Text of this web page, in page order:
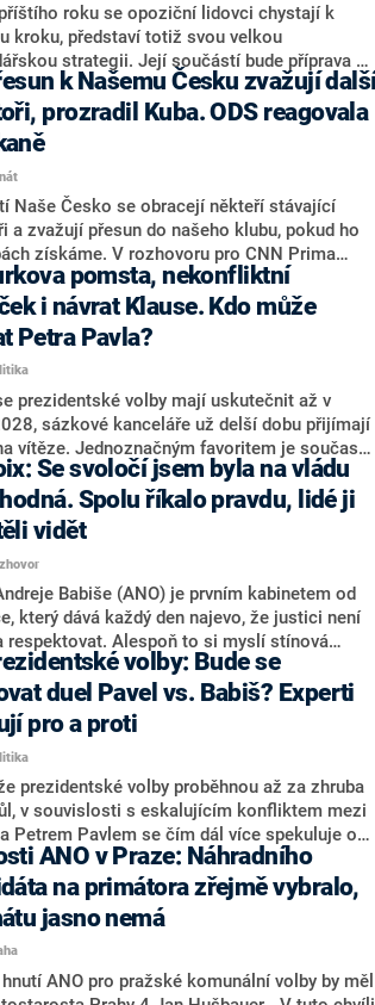
roku se opoziční lidovci chystají k
kroku, představí totiž svou velkou
strategii. Její součástí bude příprava na
populace, řekl ve středu na setkání s novináři
lidovců Jan Grolich. Ten zároveň v
volbách kandiduje ve Vyškově. Popsal i
o níž vládní strany nebo političtí
mluví jako o slabé a v defenzivě. „Je to
práce upozorňovat na chyby vlády. Ministři s
nechodí do debat. Chceme ale ukazovat
odpověděl Grolich na dotaz CNN Prima
prozradil Kuba. ODS reagovala
Naše Česko se obracejí někteří stávající
a zvažují přesun do našeho klubu, pokud ho
získáme. V rozhovoru pro CNN Prima
to řekl zakladatel hnutí a jihočeský hejtman
Konkrétní nebyl, ale získat by takto mohl
senátora Zdeňka Hrabu, který je dnes
klubu ODS a TOP 09. Hraba to na dotaz
nevyloučil. Předseda klubu senátorů ODS
Nytra redakci řekl, že počítá s odchodem
senátorů z klubu a že Naše Česko není
ale soupeř.
i návrat Klause. Kdo může
Petra Pavla?
prezidentské volby mají uskutečnit až v
sázkové kanceláře už delší dobu přijímají
vítěze. Jednoznačným favoritem je současná
Petr Pavel. Daleko za ním pak bookmakeři
výrazné politiky ANO, tedy premiéra
Babiše a ministra průmyslu Karla Havlíčka.
tipem samotných sázkařů je poslanec za
Filip Turek. Politolog Jan Kubáček nicméně
kandidatuře kohokoliv ze zmíněné trojice
pochybuje. Podle něj současná koalice dosud
která by Pavlovi mohla konkurovat.
Se svoločí jsem byla na vládu
Spolu říkalo pravdu, lidé ji
vidět
Babiše (ANO) je prvním kabinetem od
který dává každý den najevo, že justici není
respektovat. Alespoň to si myslí stínová
spravedlnosti ODS Eva Decroix. V
pro CNN Prima NEWS si nebrala servítky
politického výkonu svého nástupce Jeronýma
ANO) či vládní zmocněnkyně pro lidská
Malé (ANO). Označením „svoloč“ na
prý byla ještě hodná. Decroix se také
volební porážce koalice Spolu či promluvila o
Česko Martina Kuby.
duel Pavel vs. Babiš? Experti
pro a proti
prezidentské volby proběhnou až za zhruba
v souvislosti s eskalujícím konfliktem mezi
Petrem Pavlem se čím dál více spekuluje o
by do bitvy o Hrad mohla vyslat současná
Někteří političtí komentátoři znovu vytahují
Andreje Babiše (ANO). Jak moc je
že se v prezidentských volbách 2028
opakovat souboj z roku 2023?
ANO v Praze: Náhradního
na primátora zřejmě vybralo,
jasno nemá
ANO pro pražské komunální volby by měl